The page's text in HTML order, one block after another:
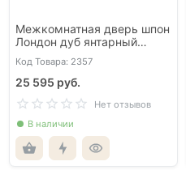
Межкомнатная дверь шпон
Лондон дуб янтарный
глухая
Код Товара: 2357
25 595 руб.
Нет отзывов
В наличии